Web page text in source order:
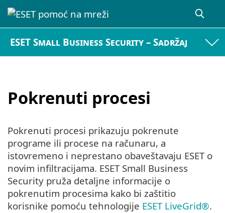
ESET Small Business Security – Sadržaj
Pokrenuti procesi
Pokrenuti procesi prikazuju pokrenute
programe ili procese na računaru, a
istovremeno i neprestano obaveštavaju ESET o
novim infiltracijama. ESET Small Business
Security pruža detaljne informacije o
pokrenutim procesima kako bi zaštitio
korisnike pomoću tehnologije ESET LiveGrid®.